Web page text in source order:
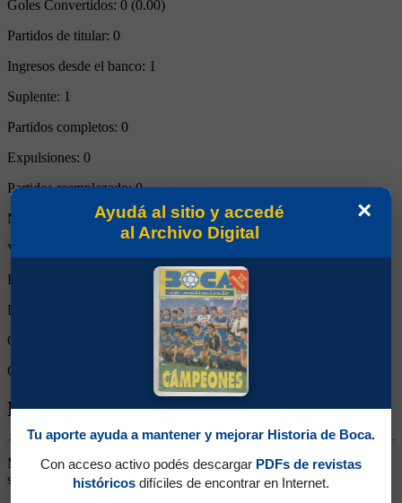
Goles Convertidos: 0 (0.00)
Partidos de titular: 0
Ingresos desde el banco: 1
Suplente: 1
Partidos completos: 0
Expulsiones: 0
Partidos reemplazado:0
Minutos Disputados:70
Victorias:
Empates:
Derrotas:
Goles de Boca:
Goles rivales:
Biografía de Adrián Gunino
Marcador de Punta. Llegó desde Danubio de Uruguay. Integró la
selección juvenil uruguaya. Pasó al Tolouse de Francia.
×
Ayudá al sitio y accedé
al Archivo Digital
Tu aporte ayuda a mantener y mejorar Historia de Boca.
Con acceso activo podés descargar PDFs de revistas
históricos difíciles de encontrar en Internet.